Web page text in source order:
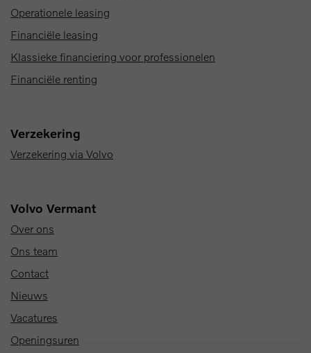
Operationele leasing
Financiële leasing
Klassieke financiering voor professionelen
Financiële renting
Verzekering
Verzekering via Volvo
Volvo Vermant
Over ons
Ons team
Contact
Nieuws
Vacatures
Openingsuren